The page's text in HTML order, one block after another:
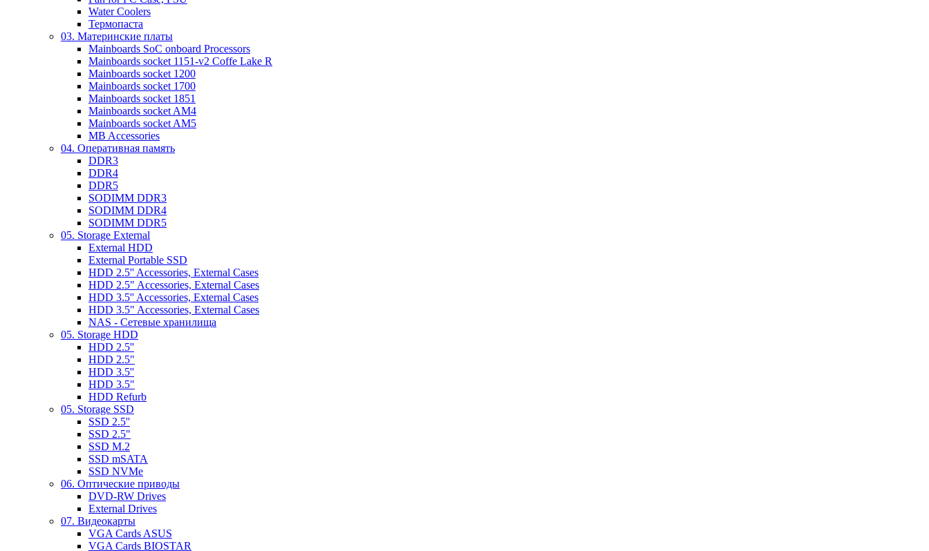
Water Coolers
Термопаста
03. Материнские платы
Mainboards SoC onboard Processors
Mainboards socket 1151-v2 Coffe Lake R
Mainboards socket 1200
Mainboards socket 1700
Mainboards socket 1851
Mainboards socket AM4
Mainboards socket AM5
MB Accessories
04. Оперативная память
DDR3
DDR4
DDR5
SODIMM DDR3
SODIMM DDR4
SODIMM DDR5
05. Storage External
External HDD
External Portable SSD
HDD 2.5'' Accessories, External Cases
HDD 2.5" Accessories, External Cases
HDD 3.5'' Accessories, External Cases
HDD 3.5" Accessories, External Cases
NAS - Сетевые хранилища
05. Storage HDD
HDD 2.5''
HDD 2.5"
HDD 3.5''
HDD 3.5"
HDD Refurb
05. Storage SSD
SSD 2.5''
SSD 2.5"
SSD M.2
SSD mSATA
SSD NVMe
06. Оптические приводы
DVD-RW Drives
External Drives
07. Видеокарты
VGA Cards ASUS
VGA Cards BIOSTAR